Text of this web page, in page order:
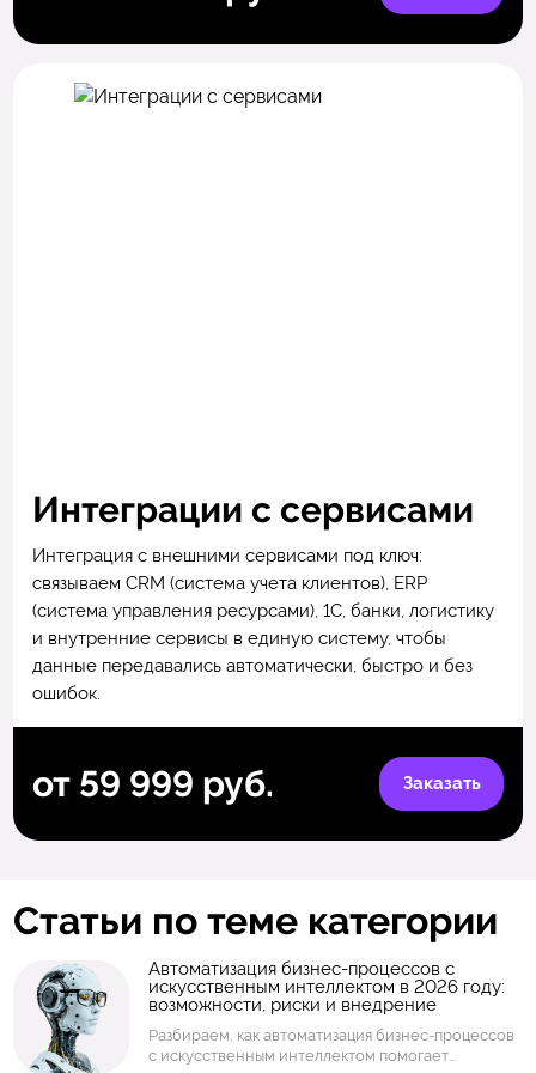
Интеграции с сервисами
Интеграция с внешними сервисами под ключ:
связываем CRM (система учета клиентов), ERP
(система управления ресурсами), 1С, банки, логистику
и внутренние сервисы в единую систему, чтобы
данные передавались автоматически, быстро и без
ошибок.
от 59 999 руб. Заказать
Статьи по теме категории
Автоматизация бизнес-процессов с
искусственным интеллектом в 2026 году:
возможности, риски и внедрение
Разбираем, как автоматизация бизнес-процессов
с искусственным интеллектом помогает